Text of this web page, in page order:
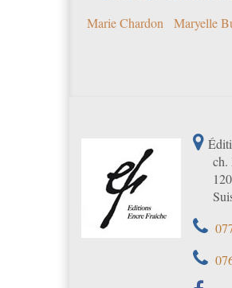
Marie Chardon
Maryelle
ch.